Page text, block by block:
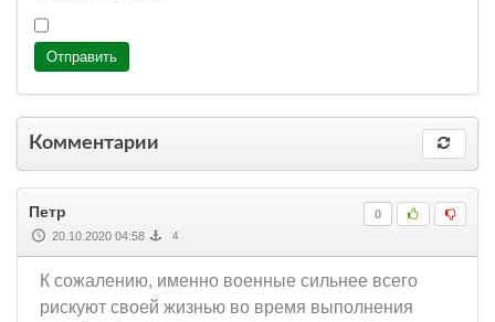
Отправить
Комментарии
0
Петр
20.10.2020 04:58 4
К сожалению, именно военные сильнее всего
рискуют своей жизнью во время выполнения